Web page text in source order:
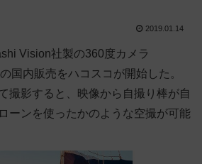
2019.01.14
Vision社製の360度カメラ
国内販売をハコスコが開始した。
撮影すると、映像から自撮り棒が自
ーンを使ったかのような空撮が可能